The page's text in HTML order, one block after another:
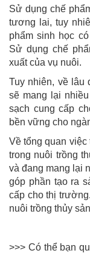
Sử dụng chế
tương lai, tuy
phẩm sinh học
Sử dụng chế
xuất của vụ nuôi.
Tuy nhiên, về lâu
sẽ mang lại
sạch cung cấp
bền vững cho
Về tổng quan
trong nuôi trồng
và đang mang lại
góp phần tạo ra
cấp cho thị
nuôi trồng thủy
>>> Có thể bạn